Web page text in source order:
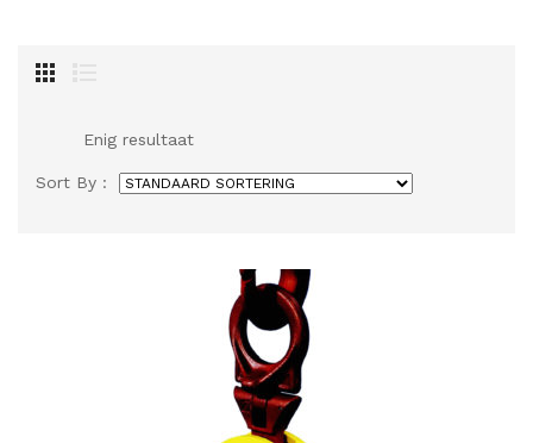
Enig resultaat
Sort By :